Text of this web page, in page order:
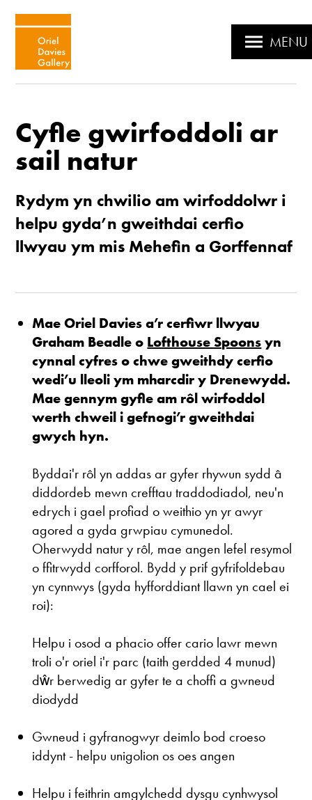
MENU
Cyfle gwirfoddoli ar
sail natur
Rydym yn chwilio am wirfoddolwr i
helpu gyda’n gweithdai cerfio
llwyau ym mis Mehefin a Gorffennaf
Mae Oriel Davies a’r cerfiwr llwyau
Graham Beadle o Lofthouse Spoonsyn
cynnal cyfres o chwe gweithdy cerfio
wedi’u lleoli ym mharcdir y Drenewydd.
Mae gennym gyfle am rôl wirfoddol
werth chweil i gefnogi’r gweithdai
gwych hyn.
Byddai'r rôl yn addas ar gyfer rhywun sydd â
diddordeb mewn crefftau traddodiadol, neu'n
edrych i gael profiad o weithio yn yr awyr
agored a gyda grwpiau cymunedol.
Oherwydd natur y rôl, mae angen lefel resymol
o ffitrwydd corfforol. Bydd y prif gyfrifoldebau
yn cynnwys (gyda hyfforddiant llawn yn cael ei
roi):
Helpu i osod a phacio offer cario lawr mewn
troli o'r oriel i'r parc (taith gerdded 4 munud)
dŵr berwedig ar gyfer te a choffi a gwneud
diodydd
Gwneud i gyfranogwyr deimlo bod croeso
iddynt - helpu unigolion os oes angen
Helpu i feithrin amgylchedd dysgu cynhwysol